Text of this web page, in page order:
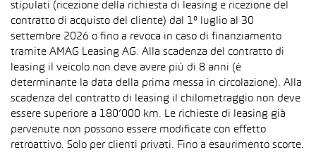
stipulati (ricezione della richiesta di leasing e ricezione del
contratto di acquisto del cliente) dal 1° luglio al 30
settembre 2026 o fino a revoca in caso di finanziamento
tramite AMAG Leasing AG. Alla scadenza del contratto di
leasing il veicolo non deve avere più di 8 anni (è
determinante la data della prima messa in circolazione). Alla
scadenza del contratto di leasing il chilometraggio non deve
essere superiore a 180’000 km. Le richieste di leasing già
pervenute non possono essere modificate con effetto
retroattivo. Solo per clienti privati. Fino a esaurimento scorte.